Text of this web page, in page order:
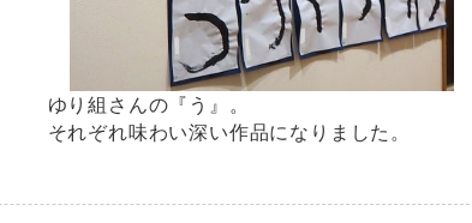
ゆり組さんの『う』。
それぞれ味わい深い作品になりました。